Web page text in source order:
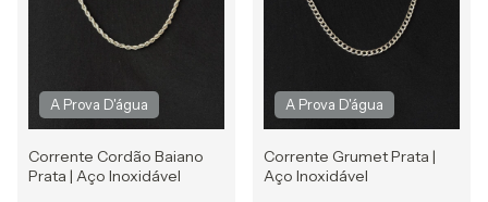
Corrente Cordão Baiano
Prata | Aço Inoxidável
Corrente Grumet Prata |
Aço Inoxidável